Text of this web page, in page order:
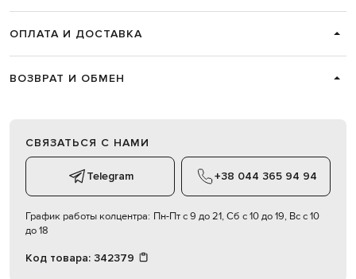
ОПЛАТА И ДОСТАВКА
ВОЗВРАТ И ОБМЕН
СВЯЗАТЬСЯ С НАМИ
Telegram +38 044 365 94 94
График работы колцентра: Пн-Пт с 9 до 21, Сб с 10 до 19, Вс с 10
до 18
Код товара: 342379